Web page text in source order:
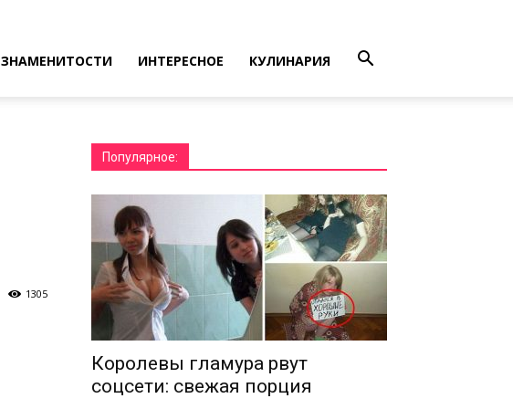
ЗНАМЕНИТОСТИ ИНТЕРЕСНОЕ КУЛИНАРИЯ
1305
Популярное:
Королевы гламура рвут
соцсети: свежая порция